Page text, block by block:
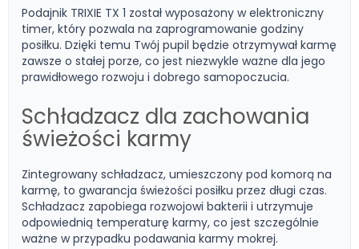
Podajnik TRIXIE TX 1 został wyposażony w elektroniczny
timer, który pozwala na zaprogramowanie godziny
posiłku. Dzięki temu Twój pupil będzie otrzymywał karmę
zawsze o stałej porze, co jest niezwykle ważne dla jego
prawidłowego rozwoju i dobrego samopoczucia.
Schładzacz dla zachowania
świeżości karmy
Zintegrowany schładzacz, umieszczony pod komorą na
karmę, to gwarancja świeżości posiłku przez długi czas.
Schładzacz zapobiega rozwojowi bakterii i utrzymuje
odpowiednią temperaturę karmy, co jest szczególnie
ważne w przypadku podawania karmy mokrej.